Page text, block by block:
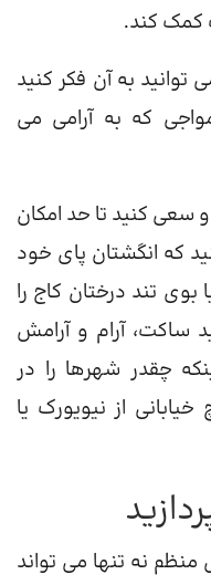
کمک کند.
به آن فکر کنید
که به آرامی می
سعی کنید تا حد امکان
که انگشتان پای خود
بوی تند درختان کاج را
ساکت، آرام و آرامش
چقدر شهرها را در
از نیویورک یا
نه تنها می تواند